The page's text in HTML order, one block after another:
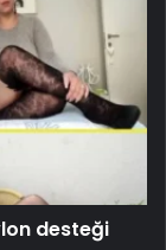
desteği